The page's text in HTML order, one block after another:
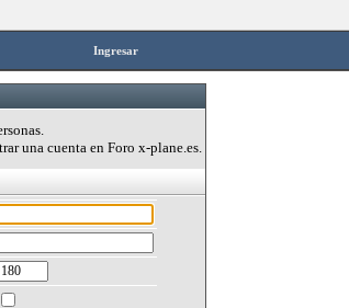
Ingresar
una cuenta en Foro x-plane.es.